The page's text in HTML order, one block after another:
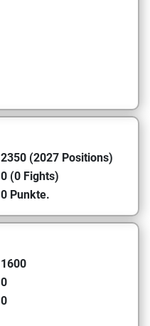
2350 (2027 Positions)
0 (0 Fights)
0 Punkte.
1600
0
0